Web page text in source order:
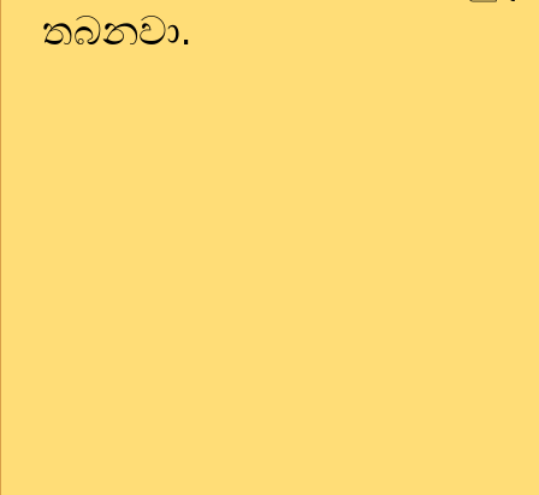
තබනවා.